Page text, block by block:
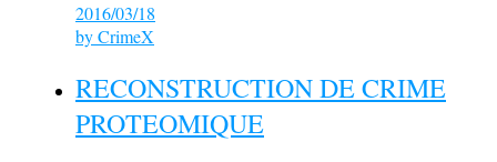
2016/03/18
byCrimeX
RECONSTRUCTION DE CRIME
PROTEOMIQUE